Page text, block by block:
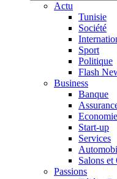
Actu
Tunisie
Société
Sport
Politique
Flash
Business
Banque
Economie
Start-up
Services
Salons et
Passions